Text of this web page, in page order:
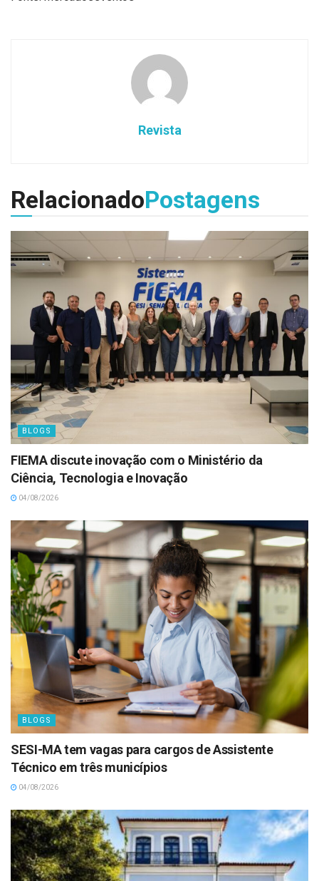
Revista
RelacionadoPostagens
BLOGS
FIEMA discute inovação com o Ministério da
Ciência, Tecnologia e Inovação
04/08/2026
BLOGS
SESI-MA tem vagas para cargos de Assistente
Técnico em três municípios
04/08/2026